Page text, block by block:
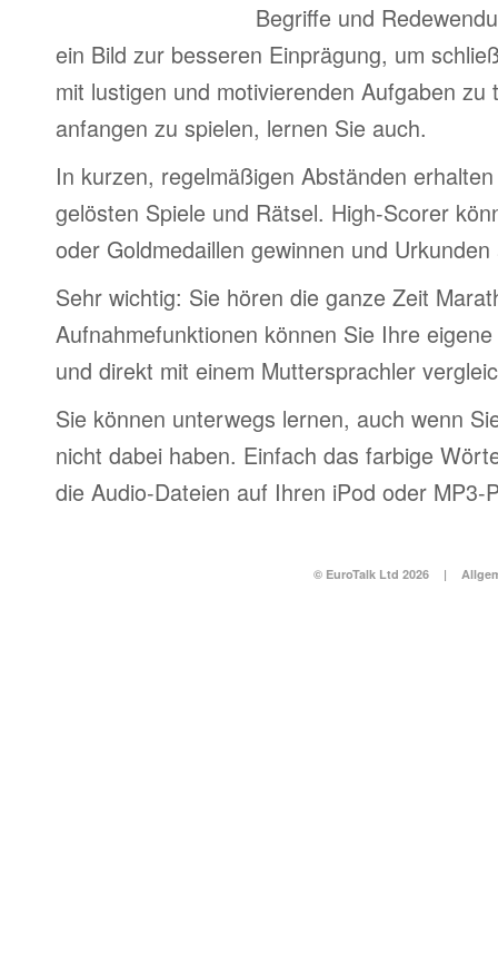
Begriffe und
ein Bild zur besseren Einprägung, um
mit lustigen und motivierenden Aufgaben zu
anfangen zu spielen, lernen Sie auch.
In kurzen, regelmäßigen Abständen
gelösten Spiele und Rätsel. High-Scorer
oder Goldmedaillen gewinnen und
Sehr wichtig: Sie hören die ganze Zeit
Aufnahmefunktionen können Sie Ihre
und direkt mit einem Muttersprachler
Sie können unterwegs lernen, auch wenn
nicht dabei haben. Einfach das farbige
die Audio-Dateien auf Ihren iPod oder MP3-
© EuroTalk Ltd 2026 |